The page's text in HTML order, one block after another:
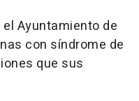
el Ayuntamiento de
con síndrome de
que sus